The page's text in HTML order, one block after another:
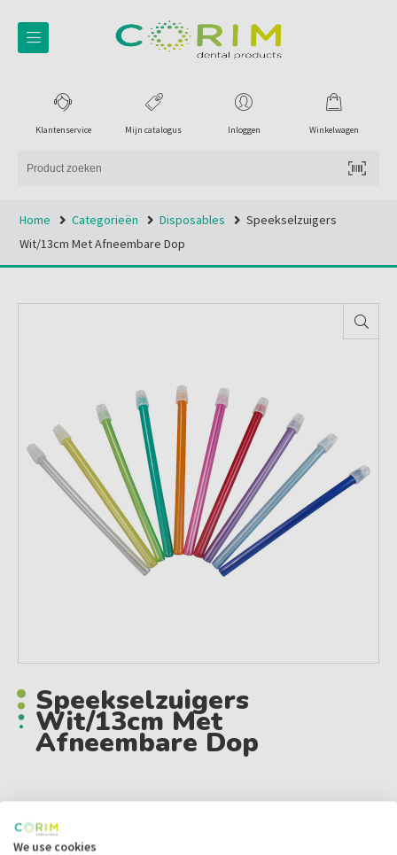
Winkelwagen
Inloggen
Mijn catalogus
Klantenservice
Home Categorieën Disposables
Speekselzuigers
Wit/13cm Met Afneembare Dop
Speekselzuigers
Wit/13cm Met
Afneembare Dop
Inloggen
We use cookies